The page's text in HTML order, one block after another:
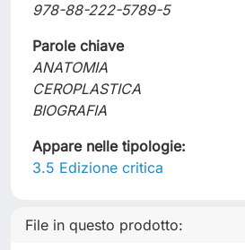
978-88-222-5789-5
Parole chiave
ANATOMIA
CEROPLASTICA
BIOGRAFIA
Appare nelle tipologie:
3.5 Edizione critica
File in questo prodotto: